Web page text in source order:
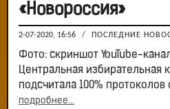
«Новороссия»
2-07-2020, 16:56 / ПОСЛЕДНИЕ
Фото: скриншот YouTube-
Центральная избирательная
подсчитала 100% протоколов
подробнее...